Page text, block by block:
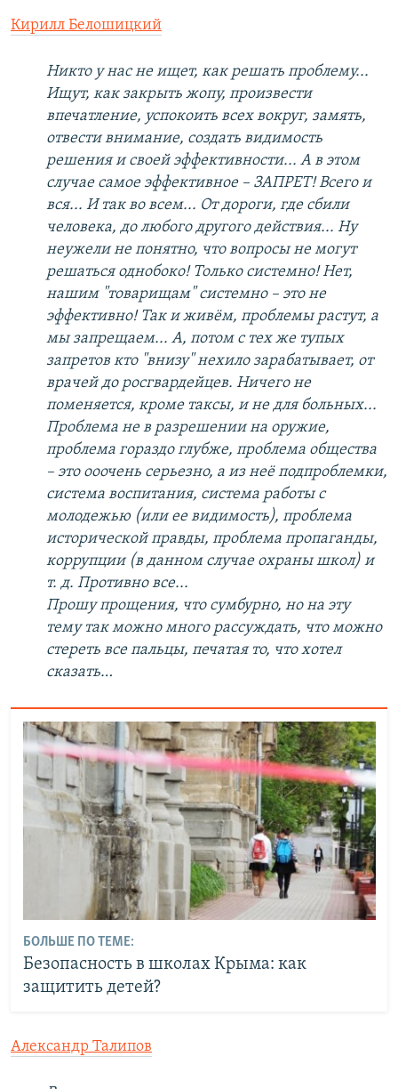
Кирилл Белошицкий
Никто у нас не ищет, как решать проблему...
Ищут, как закрыть жопу, произвести
впечатление, успокоить всех вокруг, замять,
отвести внимание, создать видимость
решения и своей эффективности... А в этом
случае самое эффективное – ЗАПРЕТ! Всего и
вся... И так во всем... От дороги, где сбили
человека, до любого другого действия... Ну
неужели не понятно, что вопросы не могут
решаться однобоко! Только системно! Нет,
нашим "товарищам" системно – это не
эффективно! Так и живём, проблемы растут, а
мы запрещаем... А, потом с тех же тупых
запретов кто "внизу" нехило зарабатывает, от
врачей до росгвардейцев. Ничего не
поменяется, кроме таксы, и не для больных...
Проблема не в разрешении на оружие,
проблема гораздо глубже, проблема общества
– это ооочень серьезно, а из неё подпроблемки,
система воспитания, система работы с
молодежью (или ее видимость), проблема
исторической правды, проблема пропаганды,
коррупции (в данном случае охраны школ) и
т. д. Противно все...
Прошу прощения, что сумбурно, но на эту
тему так можно много рассуждать, что можно
стереть все пальцы, печатая то, что хотел
сказать…
БОЛЬШЕ ПО ТЕМЕ:
Безопасность в школах Крыма: как
защитить детей?
Александр Талипов